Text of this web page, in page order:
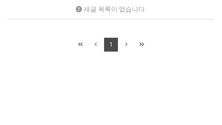
새글 목록이 없습니다.
1